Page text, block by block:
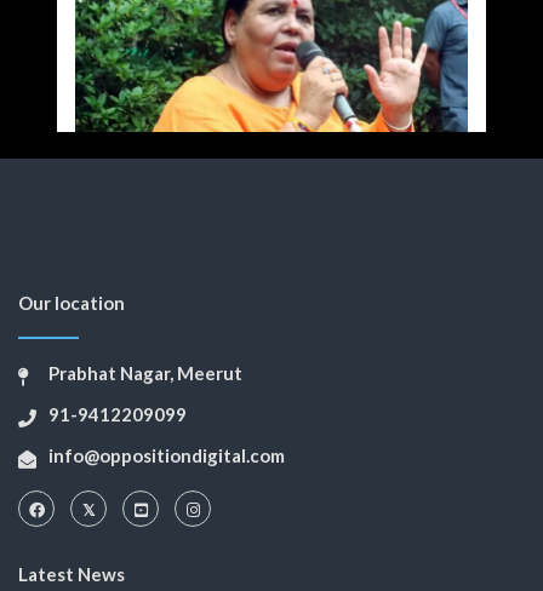
Our location
Prabhat Nagar, Meerut
91-9412209099
info@oppositiondigital.com
Latest News